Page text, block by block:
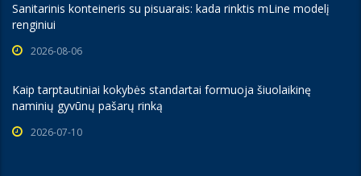
Sanitarinis konteineris su pisuarais: kada rinktis mLine modelį
renginiui
2026-08-06
Kaip tarptautiniai kokybės standartai formuoja šiuolaikinę
naminių gyvūnų pašarų rinką
2026-07-10